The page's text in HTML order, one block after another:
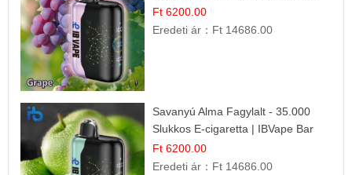
Ft 6200.00
Eredeti ár： Ft 14686.00
Savanyú Alma Fagylalt - 35.000
Slukkos E-cigaretta | IBVape Bar
Ft 6200.00
Eredeti ár： Ft 14686.00